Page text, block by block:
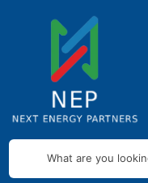
What are you